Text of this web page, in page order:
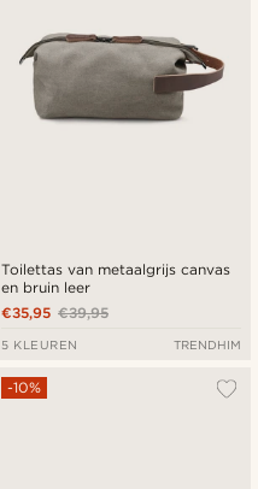
Toilettas van metaalgrijs canvas
en bruin leer
€39,95
€35,95
5 KLEUREN TRENDHIM
-10%